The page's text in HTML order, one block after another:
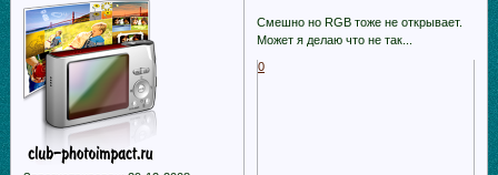
Смешно но RGB тоже не открывает.
Может я делаю что не так...
0